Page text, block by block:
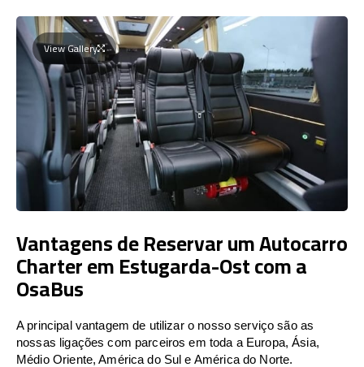
View Gallery
Vantagens de Reservar um Autocarro
Charter em Estugarda-Ost com a
OsaBus
A principal vantagem de utilizar o nosso serviço são as
nossas ligações com parceiros em toda a Europa, Ásia,
Médio Oriente, América do Sul e América do Norte.